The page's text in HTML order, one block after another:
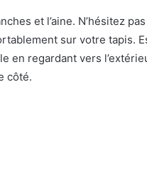
et l’aine. N’hésitez
sur votre tapis.
en regardant vers
côté.